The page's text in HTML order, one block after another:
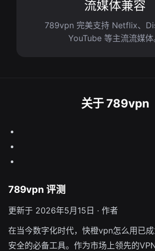
流媒体兼容
789vpn 完美支持 Netflix、
YouTube 等主流流媒体
关于 789vpn
789vpn 评测
更新于 2026年5月15日 · 作者
在当今数字化时代，快橙vpn怎么用已
安全的必备工具。作为市场上领先的